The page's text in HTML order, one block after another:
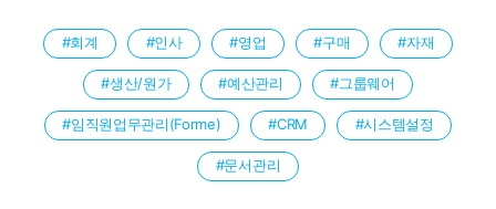
회계 인사 영업 구매 자재
생산/원가 예산관리 그룹웨어
임직원업무관리(Forme) CRM 시스템설정
문서관리